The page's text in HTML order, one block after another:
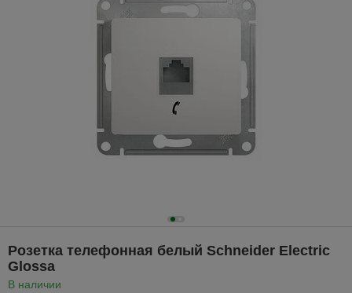
Розетка телефонная белый Schneider Electric
Glossa
В наличии